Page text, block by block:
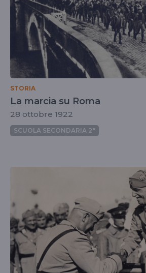
STORIA
La marcia su Roma
28 ottobre 1922
SCUOLA SECONDARIA 2°